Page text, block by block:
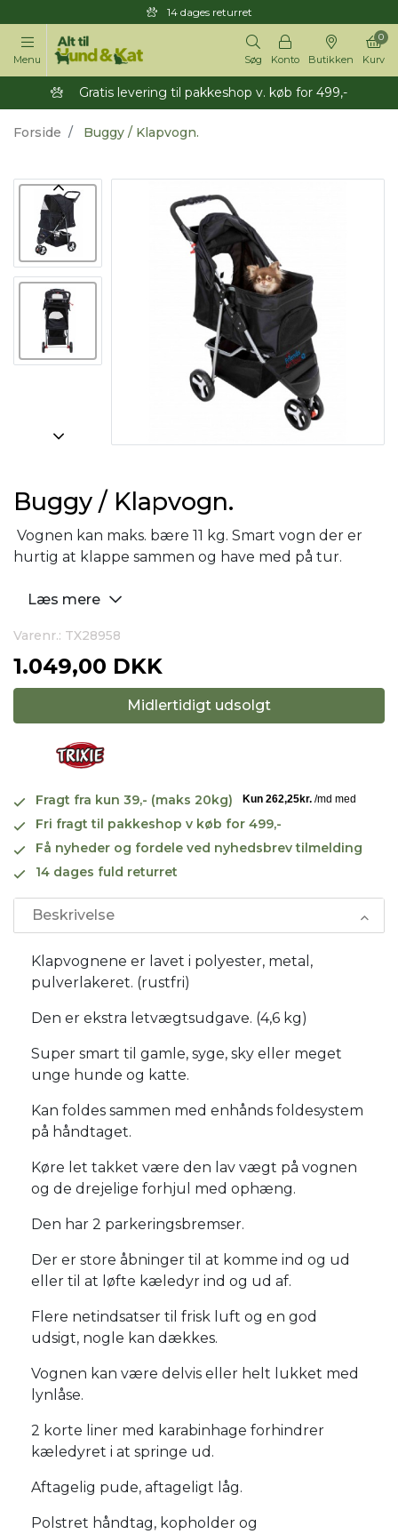
14 dages returret
Menu Søg Konto Butikken Kurv
0
Gratis levering til pakkeshop v. køb for 499,-
Forside Buggy / Klapvogn.
Buggy / Klapvogn.
Vognen kan maks. bære 11 kg. Smart vogn der er
hurtig at klappe sammen og have med på tur.
Læs mere
Varenr.: TX28958
1.049,00 DKK
Midlertidigt udsolgt
Fragt fra kun 39,- (maks 20kg)
Fri fragt til pakkeshop v køb for 499,-
Få nyheder og fordele ved nyhedsbrev tilmelding
14 dages fuld returret
Beskrivelse
Klapvognene er lavet i polyester, metal,
pulverlakeret. (rustfri)
Den er ekstra letvægtsudgave. (4,6 kg)
Super smart til gamle, syge, sky eller meget
unge hunde og katte.
Kan foldes sammen med enhånds foldesystem
på håndtaget.
Køre let takket være den lav vægt på vognen
og de drejelige forhjul med ophæng.
Den har 2 parkeringsbremser.
Der er store åbninger til at komme ind og ud
eller til at løfte kæledyr ind og ud af.
Flere netindsatser til frisk luft og en god
udsigt, nogle kan dækkes.
Vognen kan være delvis eller helt lukket med
lynlåse.
2 korte liner med karabinhage forhindrer
kæledyret i at springe ud.
Aftagelig pude, aftageligt låg.
Polstret håndtag, kopholder og